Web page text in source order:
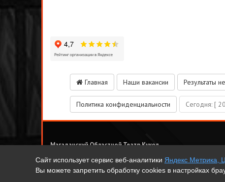
Главная Наши вакансии Результаты
Политика конфиденциальности Сегодня: [
Магаданский Областной Театр Кукол
2026
ОГАУК «МОТК» Театр Кукол г. Магадана
Сайт использует сервис веб-аналитики Яндекс Метрика,
Вы можете запретить обработку cookies в настройках